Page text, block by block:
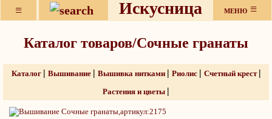
≡ Искусница МЕНЮ ≡
Каталог товаров/Сочные гранаты
Каталог | Вышивание | Вышивка нитками | Риолис | Счетный крест |
Растения и цветы |